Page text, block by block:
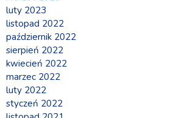
luty 2023
listopad 2022
październik 2022
sierpień 2022
kwiecień 2022
marzec 2022
luty 2022
styczeń 2022